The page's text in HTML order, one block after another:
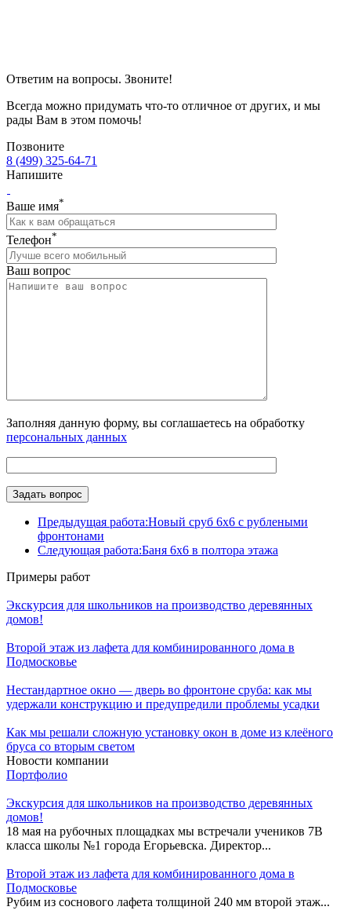
Ответим на вопросы. Звоните!
Всегда можно придумать что-то отличное от других, и мы
рады Вам в этом помочь!
Позвоните
8 (499) 325-64-71
Напишите
Ваше имя*
Телефон*
Ваш вопрос
Заполняя данную форму, вы соглашаетесь на обработку
персональных данных
Предыдущая работа:Новый сруб 6х6 с рублеными
фронтонами
Следующая работа:Баня 6х6 в полтора этажа
Примеры работ
Экскурсия для школьников на производство деревянных
домов!
Второй этаж из лафета для комбинированного дома в
Подмосковье
Нестандартное окно — дверь во фронтоне сруба: как мы
удержали конструкцию и предупредили проблемы усадки
Как мы решали сложную установку окон в доме из клеёного
бруса со вторым светом
Новости компании
Портфолио
Экскурсия для школьников на производство деревянных
домов!
18 мая на рубочных площадках мы встречали учеников 7В
класса школы №1 города Егорьевска. Директор...
Второй этаж из лафета для комбинированного дома в
Подмосковье
Рубим из соснового лафета толщиной 240 мм второй этаж...